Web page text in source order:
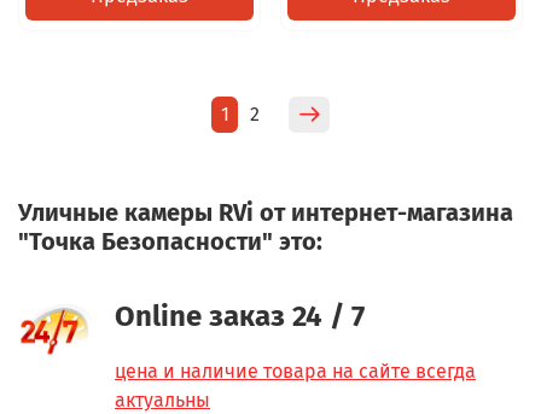
1 2
Уличные камеры RVi от интернет-магазина
"Точка Безопасности" это:
Online заказ 24 / 7
цена и наличие товара на сайте всегда
актуальны